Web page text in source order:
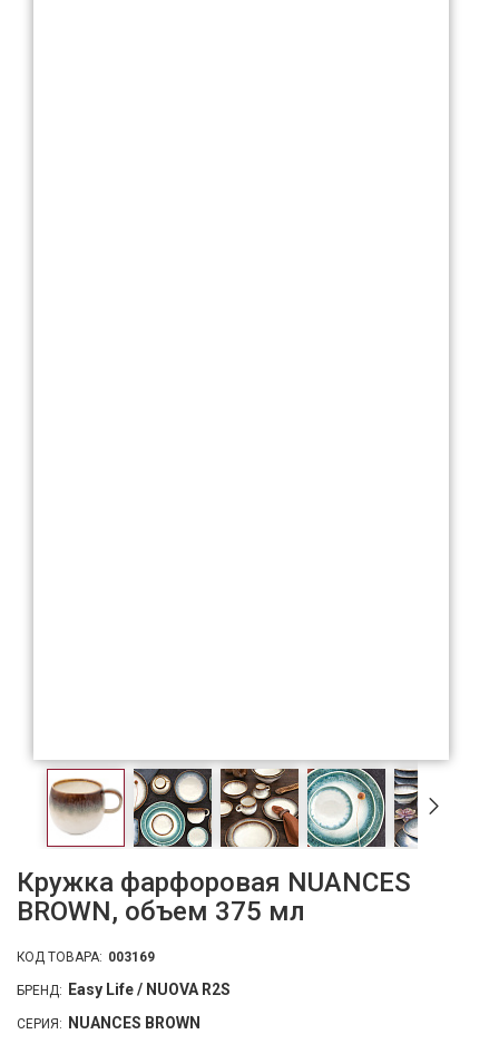
Кружка фарфоровая NUANCES
BROWN, объем 375 мл
КОД ТОВАРА: 003169
БРЕНД: Easy Life / NUOVA R2S
СЕРИЯ: NUANCES BROWN